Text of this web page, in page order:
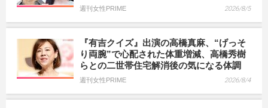
週刊女性PRIME 2026/8/5
『有吉クイズ』出演の高橋真麻、“げっそ
り両腕”で心配された体重増減、高橋秀樹
らとの二世帯住宅解消後の気になる体調
週刊女性PRIME 2026/8/4